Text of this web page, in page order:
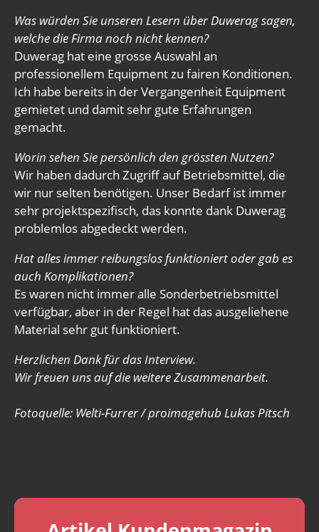
Was würden Sie unseren Lesern über Duwerag sagen,
welche die Firma noch nicht kennen?
Duwerag hat eine grosse Auswahl an
professionellem Equipment zu fairen Konditionen.
Ich habe bereits in der Vergangenheit Equipment
gemietet und damit sehr gute Erfahrungen
gemacht.
Worin sehen Sie persönlich den grössten Nutzen?
Wir haben dadurch Zugriff auf Betriebsmittel, die
wir nur selten benötigen. Unser Bedarf ist immer
sehr projektspezifisch, das konnte dank Duwerag
problemlos abgedeckt werden.
Hat alles immer reibungslos funktioniert oder gab es
auch Komplikationen?
Es waren nicht immer alle Sonderbetriebsmittel
verfügbar, aber in der Regel hat das ausgeliehene
Material sehr gut funktioniert.
Herzlichen Dank für das Interview.
Wir freuen uns auf die weitere Zusammenarbeit.
Fotoquelle: Welti-Furrer / proimagehub Lukas Pitsch